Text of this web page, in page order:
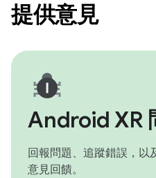
提供意見
Android XR
回報問題、追蹤錯誤，以
意見回饋。